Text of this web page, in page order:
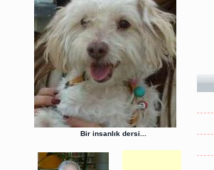
Bir insanlık dersi...